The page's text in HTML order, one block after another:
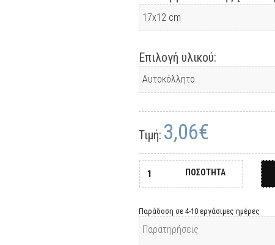
Επιλογή υλικού:
Τιμή: 3,06€
ΠΟΣΟΤΗΤΑ
Παράδοση σε 4-10 εργάσιμες ημέρες